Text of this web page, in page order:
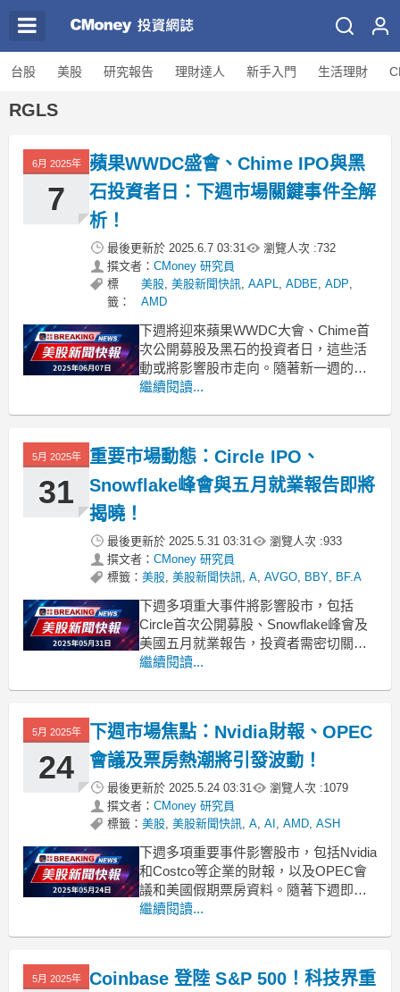
台股 美股 研究報告 理財達人 新手入門 生活理財
RGLS
6月 2025年
7
蘋果WWDC盛會、Chime IPO與黑
石投資者日：下週市場關鍵事件全解
析！
最後更新於 2025.6.7 03:31 瀏覽人次 :732
撰文者： CMoney 研究員
標
籤：
美股, 美股新聞快訊, AAPL, ADBE, ADP,
AMD
下週將迎來蘋果WWDC大會、Chime首
次公開募股及黑石的投資者日，這些活
動或將影響股市走向。隨著新一週的到
來，多項重要金融事件即將展開，引起
（WWDC），業界預期將發布多項創新
技術和產品更新，可能對相關股票造成
波動。此外，Chime的
繼續閱讀...
5月 2025年
31
重要市場動態：Circle IPO、
Snowflake峰會與五月就業報告即將
揭曉！
最後更新於 2025.5.31 03:31 瀏覽人次 :933
撰文者： CMoney 研究員
標籤： 美股, 美股新聞快訊, A, AVGO, BBY, BF.A
下週多項重大事件將影響股市，包括
Circle首次公開募股、Snowflake峰會及
美國五月就業報告，投資者需密切關
注。隨著金融市場的持續變化，下週將
預計籌集6.24億美元，其估值達60億美
元，ARK和BlackRock等機構也
繼續閱讀...
5月 2025年
24
下週市場焦點：Nvidia財報、OPEC
會議及票房熱潮將引發波動！
最後更新於 2025.5.24 03:31 瀏覽人次 :1079
撰文者： CMoney 研究員
標籤： 美股, 美股新聞快訊, A, AI , AMD, ASH
下週多項重要事件影響股市，包括Nvidia
和Costco等企業的財報，以及OPEC會
議和美國假期票房資料。隨著下週即將
到來的關鍵經濟活動，投資者對於可能
佈為期四天的假期票房資料，Disney的
《小美人魚》預計獲得高達2億美元的票
繼續閱讀...
5月 2025年
Coinbase 登陸 S&P 500！科技界重